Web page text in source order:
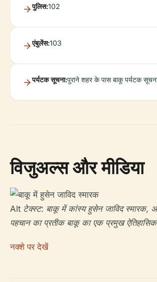
पुलिस:102
एंबुलेंस:103
पर्यटक सूचना:पुराने शहर के पास बाकू पर्यटक
विजुअल्स और मीडिया
Alt टेक्स्ट: बाकू में कांस्य हुसेन जाविद स्मारक,
पहचान का प्रतीक बाकू का एक प्रमुख
नक्शे पर देखें